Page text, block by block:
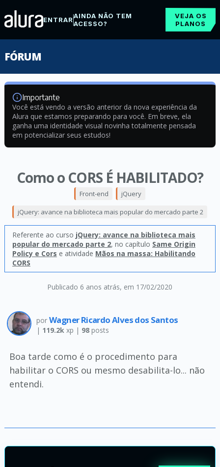
ENTRARAINDA NÃO TEM
ACESSO?
VEJA OS
PLANOS
FÓRUM
Importante
Você está vendo a versão anterior da nova experiência da
Alura que estamos preparando para você. Em breve, ela
ganha uma identidade visual novinha totalmente pensada
em potencializar seus estudos!
Como o CORS É HABILITADO?
Publicado 6 anos atrás, em 17/02/2020
Front-end jQuery
jQuery: avance na biblioteca mais popular do mercado parte 2
Referente ao curso jQuery: avance na biblioteca mais
popular do mercado parte 2, no capítulo Same Origin
Policy e Cors e atividade Mãos na massa: Habilitando
CORS
por Wagner Ricardo Alves dos Santos
| 119.2kxp | 98posts
Boa tarde como é o procedimento para
habilitar o CORS ou mesmo desabilita-lo... não
entendi.